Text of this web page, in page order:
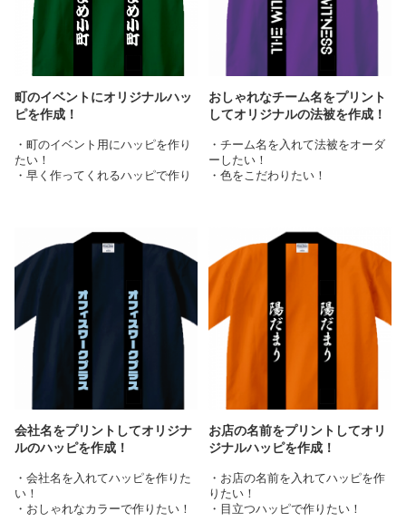
会社の名前をプリントしてオリジ
ナルハッピを作成したい人、白い
ハッピでオリジナルハッピを作り
たい人に、ぜひおすすめです！
ハッピもカラフルに！イベントハ
ッピを見てみる
★端まできれいにプリント可能！
もおすすめです！★
全面にフルカラープリントできる
全面印刷 ハッピ マット
この作例のデザイン入稿画面は、
こんな感じになってます。
適です。
劇団の名前をプリントしてオリジ
ナルのハッピを作成したい人、暑
くなりにくいハッピでオリジナル
ハッピを作りたい人に、ぜひおす
すめです！
ハッピもオリジナルで！イベント
ハッピを見てみる
★端まできれいにプリント可能！
全面フルカラープリントのハッピ
もおすすめです！★
このハッピは、劇団の名前が目を
引きますね！
劇団名を入力したら、完成です！
※鮮やかで細かいデザインもプリ
ント可能な「オンデマンド転写」
加工の追加に伴い、従来の加工方
法の一部について終了させていた
だきました※
ナルのハッピを作成したい人、暑
くなりにくいハッピでオリジナル
ハッピを作りたい人に、ぜひおす
テンプレートからデザインを編集
してオリジナルアイテムを作成し
町のイベントにオリジナルハッ
ピを作成！
・町のイベント用にハッピを作り
たい！
・早く作ってくれるハッピで作り
お祭りや自治会等のイベントを盛
り上げるカラフルなハッピです。
薄手の綿100%生地は軽く、激し
く動く応援やお祭りの時はもちろ
ん、動きにくさがないためイベン
トの設営など準備段階から着てい
ても行動の邪魔になりません。
町のイベントにオリジナルハッピ
を作成したい人、早く作れるハッ
ピでオリジナルハッピを作成した
い人に、ぜひおすすめです！
無料テンプレートも充実していま
す！イベントハッピを見てみる
★端まできれいにプリント可能！
もおすすめです！★
全面にフルカラープリントできる
全面印刷 ハッピ マット
おしゃれなチーム名をプリント
してオリジナルの法被を作成！
・チーム名を入れて法被をオーダ
ーしたい！
・色をこだわりたい！
ツグンのため、夏場に服の上から
羽織ったとき、熱がこもりにくく
快適です。10カラーからお選びい
ただけるため、チームカラーに合
わせたデザインも可能！動きにく
さがないためイベントの設営など
準備段階から着ていても行動の邪
魔になりません。
チーム名をプリントしてオリジナ
ルの法被を作成したい人、色にこ
だわってオリジナル法被を作りた
い人に、ぜひおすすめです！
カラーも豊富！イベントハッピを
見てみる
全面フルカラープリントのハッピ
もおすすめです！★
全面にフルカラープリントできる
会社名をプリントしてオリジナ
ルのハッピを作成！
・会社名を入れてハッピを作りた
い！
・おしゃれなカラーで作りたい！
お店の名前をプリントしてオリ
ジナルハッピを作成！
・お店の名前を入れてハッピを作
りたい！
・目立つハッピで作りたい！